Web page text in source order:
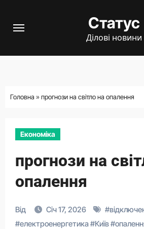
Статус
Ділові новини
Головна » прогнози на світло на опалення
Економіка
прогнози на
опалення
Від Січ 17, 2026 #
#електроенергетика#Київ#